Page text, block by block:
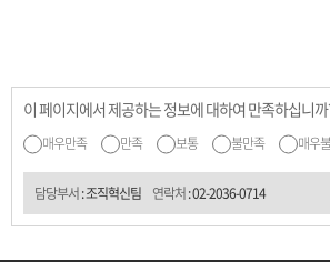
이 페이지에서 제공하는 정보에 대하여 만족하십니
매우만족 만족 보통 불만족 매우
담당부서: 조직혁신팀 연락처:02-2036-0714